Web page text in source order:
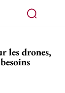
les drones,